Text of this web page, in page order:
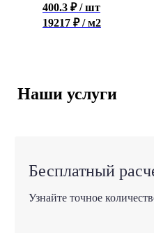
400.3 ₽ / шт
19217 ₽ / м2
Наши услуги
Бесплатный
Узнайте точное